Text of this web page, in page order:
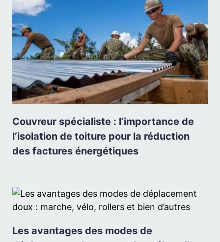
Couvreur spécialiste : l’importance de
l’isolation de toiture pour la réduction
des factures énergétiques
Les avantages des modes de